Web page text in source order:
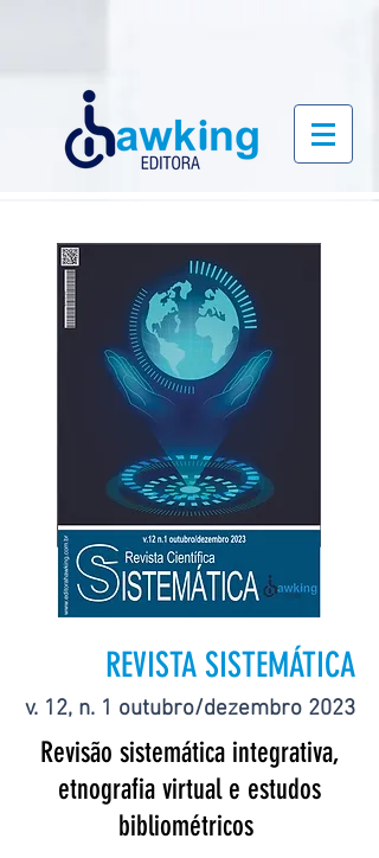
REVISTA SISTEMÁTICA
v. 12, n. 1 outubro/dezembro 2023
Revisão sistemática integrativa,
etnografia virtual e estudos
bibliométricos